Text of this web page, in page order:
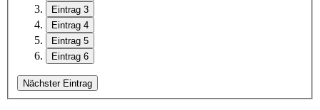
Eintrag 3
Eintrag 4
Eintrag 5
Eintrag 6
Nächster Eintrag